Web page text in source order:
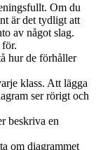
Om du
är det tydligt att
av något slag.
hur de förhåller
klass. Att lägga
ser rörigt och
beskriva en
om diagrammet